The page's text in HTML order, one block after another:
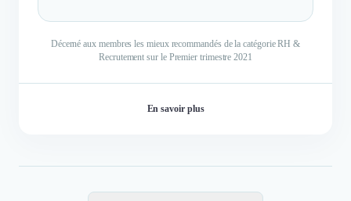
Décerné aux membres les mieux recommandés de la catégorie RH &
Recrutement sur le Premier trimestre 2021
En savoir plus